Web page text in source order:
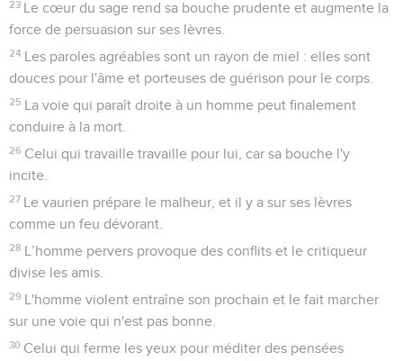
23 Le cœur du sage rend sa bouche prudente et augmente la
force de persuasion sur ses lèvres.
24 Les paroles agréables sont un rayon de miel : elles sont
douces pour l'âme et porteuses de guérison pour le corps.
25 La voie qui paraît droite à un homme peut finalement
conduire à la mort.
26 Celui qui travaille travaille pour lui, car sa bouche l'y
incite.
27 Le vaurien prépare le malheur, et il y a sur ses lèvres
comme un feu dévorant.
28 L’homme pervers provoque des conflits et le critiqueur
divise les amis.
29 L'homme violent entraîne son prochain et le fait marcher
sur une voie qui n'est pas bonne.
30 Celui qui ferme les yeux pour méditer des pensées